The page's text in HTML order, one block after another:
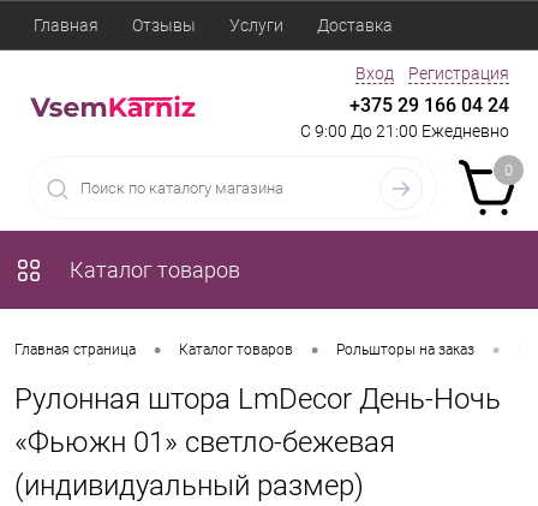
Главная Отзывы Услуги Доставка
Вход Регистрация
+375 29 166 04 24
С 9:00 До 21:00 Ежедневно
0
Каталог товаров
Главная страница • Каталог товаров • Рольшторы на заказ •
Рулонная штора LmDecor День-Ночь
«Фьюжн 01» светло-бежевая
(индивидуальный размер)